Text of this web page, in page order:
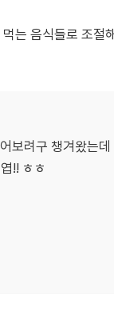
는 음식들로 조절
보려구 챙겨왔는
!! ㅎㅎ